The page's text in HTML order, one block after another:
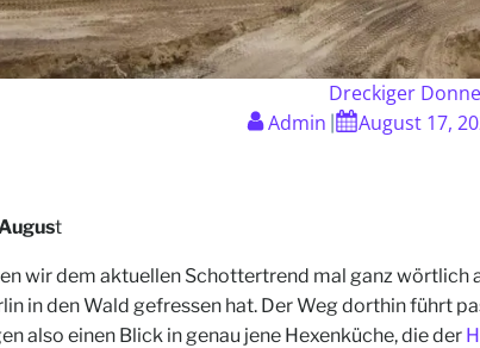
Dreckiger
Admin
August 17,
t
wir dem aktuellen Schottertrend mal ganz
in den Wald gefressen hat. Der Weg dorthin führt
also einen Blick in genau jene Hexenküche, die der